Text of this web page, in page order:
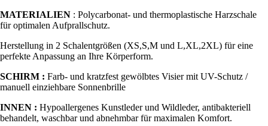
MATERIALIEN : Polycarbonat- und thermoplastische Harzschale
für optimalen Aufprallschutz.
Herstellung in 2 Schalentgrößen (XS,S,M und L,XL,2XL) für eine
perfekte Anpassung an Ihre Körperform.
SCHIRM : Farb- und kratzfest gewölbtes Visier mit UV-Schutz /
manuell einziehbare Sonnenbrille
INNEN : Hypoallergenes Kunstleder und Wildleder, antibakteriell
behandelt, waschbar und abnehmbar für maximalen Komfort.